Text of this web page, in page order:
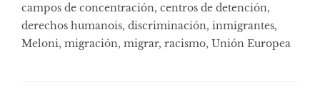
campos de concentración, centros de detención,
derechos humanois, discriminación, inmigrantes,
Meloni, migración, migrar, racismo, Unión Europea